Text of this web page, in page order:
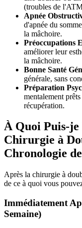
(troubles de
Apnée
d'apnée du
la mâchoire.
Préoccupations
améliorer leur
la mâchoire.
Bonne Santé
générale, sans
Préparation
mentalement
récupération.
À Quoi Puis-
Chirurgie à
Chronologie
Après la chirurgie à
de ce à quoi vous
Immédiatement
Semaine)